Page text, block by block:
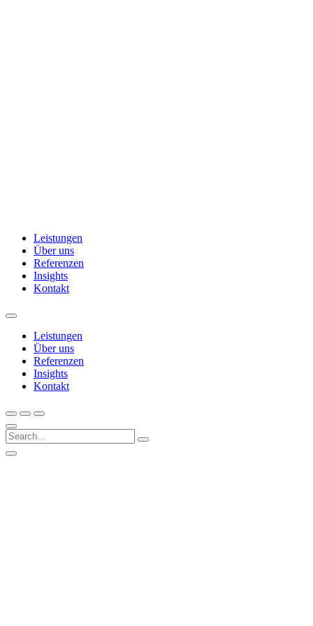
Leistungen
Über uns
Referenzen
Insights
Kontakt
Leistungen
Über uns
Referenzen
Insights
Kontakt